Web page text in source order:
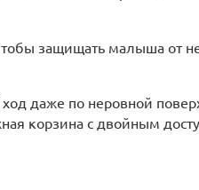
защищать малыша от
даже по неровной
корзина с двойным